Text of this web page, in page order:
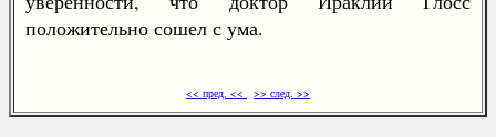
положительно сошел с ума.
<< пред. << >> след. >>